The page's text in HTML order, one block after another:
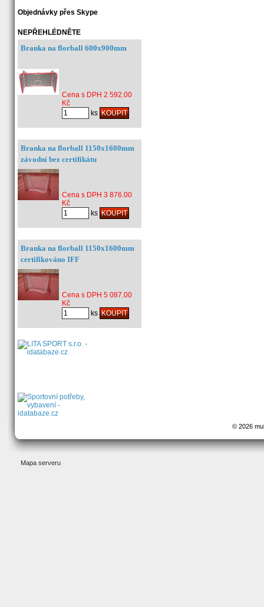
Objednávky přes Skype
NEPŘEHLÉDNĚTE
Branka na florball 600x900mm
Cena s DPH 2 592.00
Kč
ks
Branka na florball 1150x1600mm
závodní bez certifikátu
Cena s DPH 3 876.00
Kč
ks
Branka na florball 1150x1600mm
certifikováno IFF
Cena s DPH 5 087.00
Kč
ks
© 2026
Mapa serveru